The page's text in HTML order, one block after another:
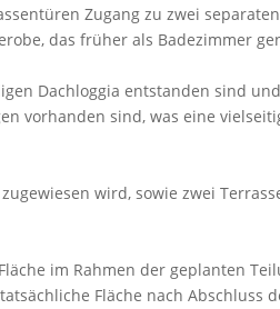
Zugang zu zwei
das früher als Badezimmer
Dachloggia entstanden sind
vorhanden sind, was eine
wird, sowie zwei
im Rahmen der geplanten
Fläche nach Abschluss